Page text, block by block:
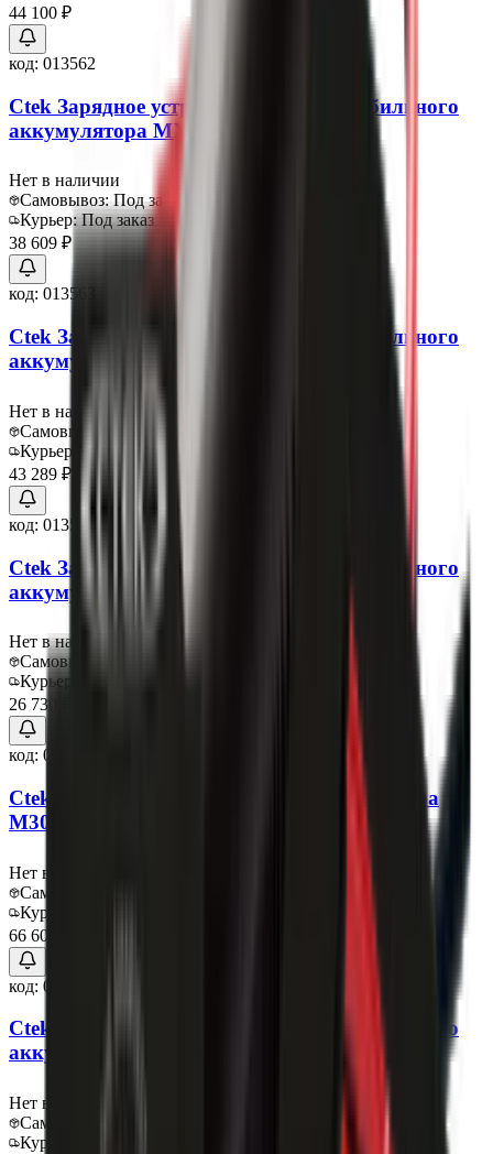
44 100 ₽
код: 013562
Ctek Зарядное устройство для автомобильного
аккумулятора MXS 25
Нет в наличии
Самовывоз: Под заказ
Курьер:Под заказ
38 609 ₽
код: 013563
Ctek Зарядное устройство для автомобильного
аккумулятора Multi XS 25000 Extended
Нет в наличии
Самовывоз:
Под заказ
Курьер:
43 289 ₽
код: 013564
Ctek Зарядное устройство для автомобильного
аккумулятора М200
Нет в наличии
Самовывоз:
Курьер:
26 730 ₽
код: 013565
Ctek Зарядное устройство для аккумулятора
M300
Нет в наличии
Самовывоз:
Курьер:
66 600 ₽
код: 013566
Ctek Зарядное устройство для автомобильного
аккумулятора D250S Dual
Нет в наличии
Самовывоз:
Курьер: